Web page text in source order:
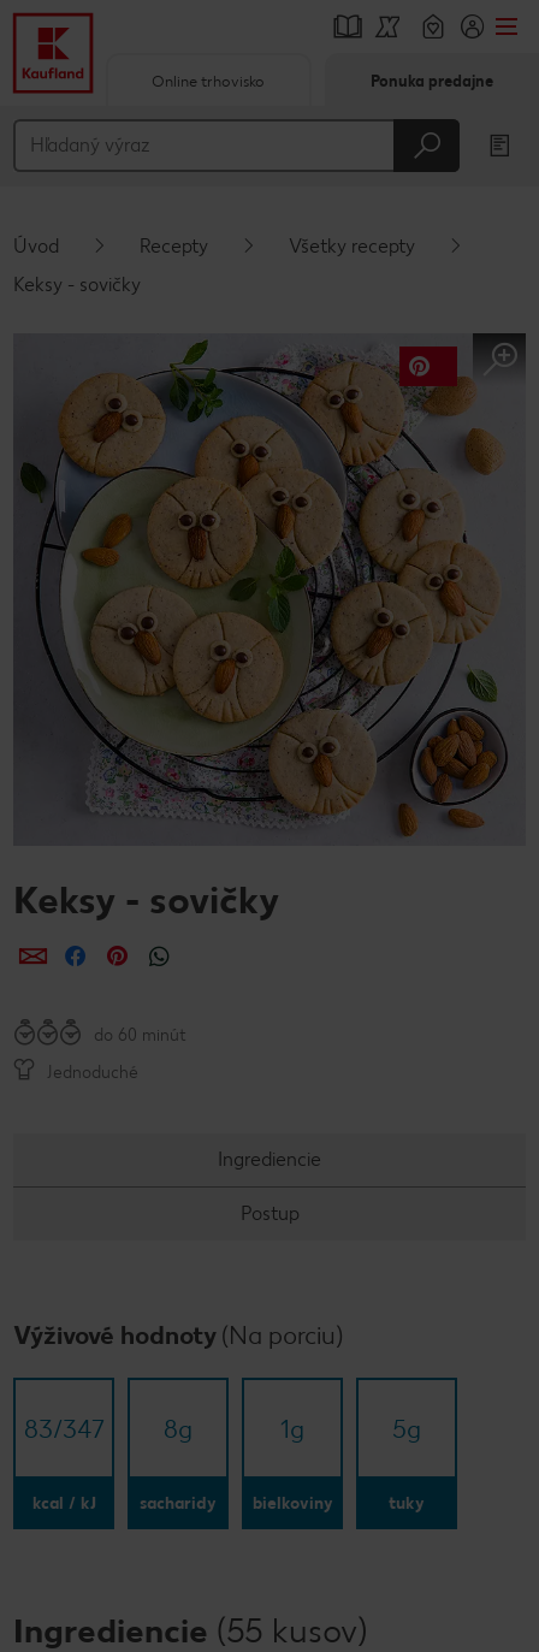
Hlavný obsah
Vyskakovací bočný panel
Online trhovisko Ponuka predajne
Úvod Recepty
Všetky recepty
Keksy - sovičky
Keksy - sovičky
ZdieľaťZdieľaťZdieľať
do 60 minút
Jednoduché
Ingrediencie
Postup
Výživové hodnoty (Na porciu)
83/​347
kcal / kJ
8g
sacharidy
1g
bielkoviny
5g
tuky
Ingrediencie (55 kusov)